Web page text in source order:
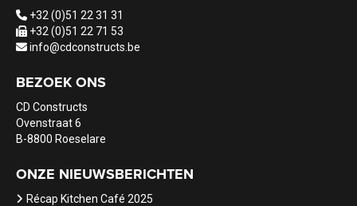
+32 (0)51 22 31 31
+32 (0)51 22 71 53
info@cdconstructs.be
BEZOEK ONS
CD Constructs
Ovenstraat 6
B-8800 Roeselare
ONZE NIEUWSBERICHTEN
Récap Kitchen Café 2025